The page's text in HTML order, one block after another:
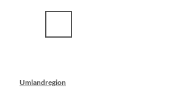
Umlandregion